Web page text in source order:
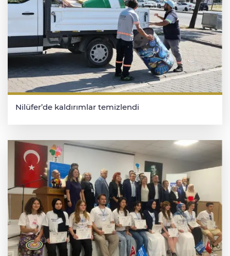
Nilüfer’de kaldırımlar temizlendi